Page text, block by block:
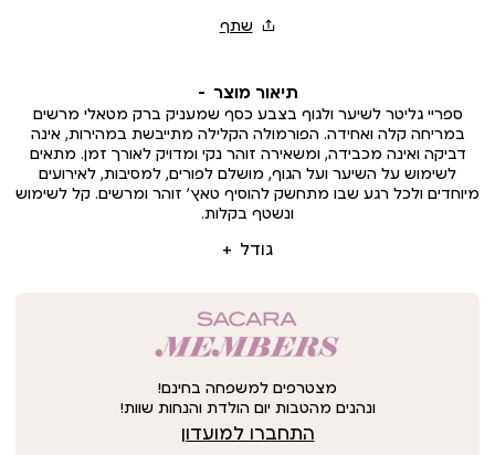
תיאור מוצר
גודל
ספריי גליטר לשיער ולגוף בצבע כסף שמעניק ברק מטאלי מרשים
במריחה קלה ואחידה. הפורמולה הקלילה מתייבשת במהירות, אינה
דביקה ואינה מכבידה, ומשאירה זוהר נקי ומדויק לאורך זמן. מתאים
לשימוש על השיער ועל הגוף, מושלם לפורים, למסיבות, לאירועים
מיוחדים ולכל רגע שבו מתחשק להוסיף טאץ’ זוהר ומרשים. קל לשימוש
ונשטף בקלות.
מצטרפים למשפחה בחינם!
ונהנים מהטבות יום הולדת והנחות שוות!
התחברו למועדון